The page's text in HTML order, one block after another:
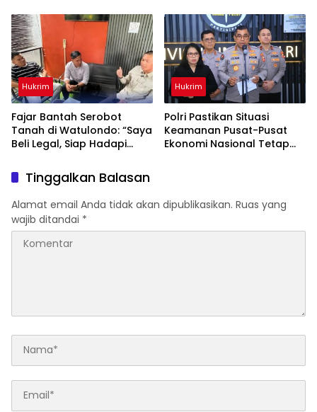
Diamankan
Hukrim
‎Fajar Bantah Serobot
Tanah di Watulondo: “Saya
Beli Legal, Siap Hadapi
Hukrim
Polri Pastikan Situasi
Keamanan Pusat-Pusat
Ekonomi Nasional Tetap
Tinggalkan Balasan
Alamat email Anda tidak akan dipublikasikan. Ruas yang
wajib ditandai *